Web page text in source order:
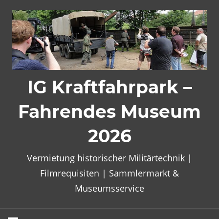
Inhalt
springen
IG Kraftfahrpark –
Fahrendes Museum
2026
Vermietung historischer Militärtechnik |
Filmrequisiten | Sammlermarkt &
Museumsservice